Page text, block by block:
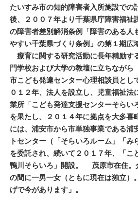
たいすみ市の知的障害者入所施設での
後、２００７年より千葉県庁障害福祉
の障害者差別解消条例「障害のある人
やすい千葉県づくり条例」の第１期広
療育に関する研究活動に長年精励す
門学校および大学の教壇に立ちながら
市こども発達センター心理相談員とし
０１２年、法人を設立し、児童福祉法
業所「こども発達支援センターそらい
を果たし、２０１４年に拠点を大多喜
には、浦安市から市単独事業である浦
トセンター（「そらいろルーム」「み
を委託され、続いて２０１７年、「こ
鴨川そらいろ」開設。 茂原市在住。
の間に一男一女（ともに現在は独立）
げで今があります」。